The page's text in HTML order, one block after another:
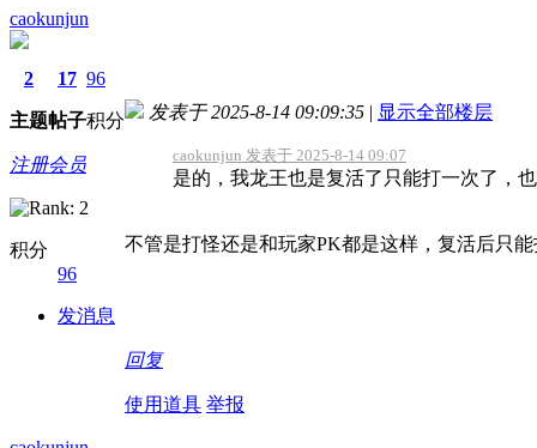
caokunjun
2
主题
17
帖子
96
积分
注册会员
积分
96
发消息
发表于 2025-8-14 09:09:35 | 显示全部楼层
caokunjun 发表于 2025-8-14 09:07
是的，我龙王也是复活了只能打一次了，
不管是打怪还是和玩家PK都是这样，复活后只
回复
使用道具 举报